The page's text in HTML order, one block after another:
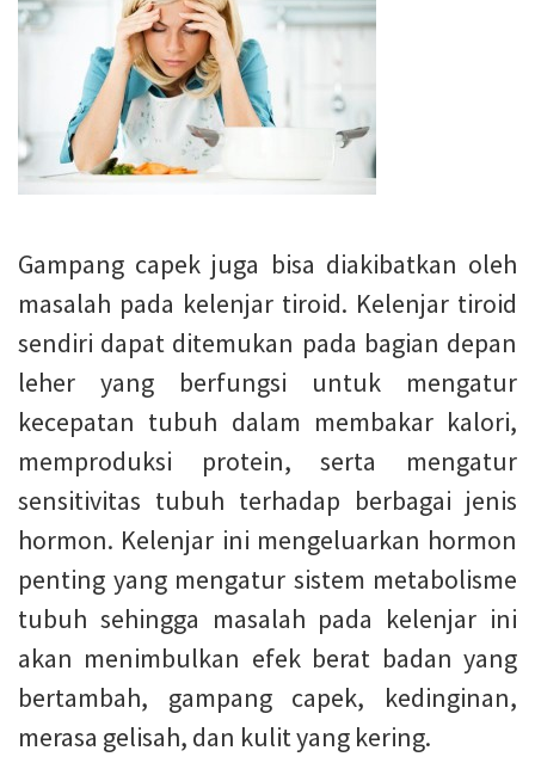
Gampang capek juga bisa diakibatkan oleh
masalah pada kelenjar tiroid. Kelenjar tiroid
sendiri dapat ditemukan pada bagian depan
leher yang berfungsi untuk mengatur
kecepatan tubuh dalam membakar kalori,
memproduksi protein, serta mengatur
sensitivitas tubuh terhadap berbagai jenis
hormon. Kelenjar ini mengeluarkan hormon
penting yang mengatur sistem metabolisme
tubuh sehingga masalah pada kelenjar ini
akan menimbulkan efek berat badan yang
bertambah, gampang capek, kedinginan,
merasa gelisah, dan kulit yang kering.